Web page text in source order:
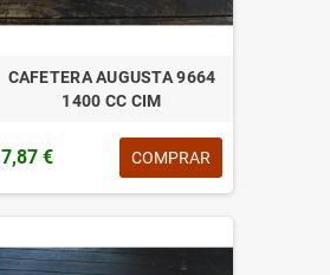
CAFETERA AUGUSTA 9664
1400 CC CIM
7,87 € COMPRAR